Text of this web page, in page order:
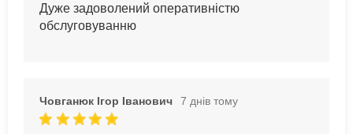
Дуже задоволений оперативністю
обслуговуванню
Човганюк Ігор Іванович 7 днів тому